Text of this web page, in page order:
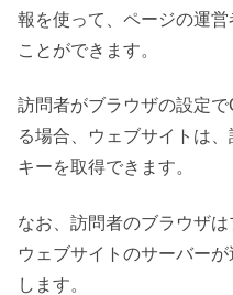
報を使って、ページの運
ことができます。
訪問者がブラウザの設定
る場合、ウェブサイトは
キーを取得できます。
なお、訪問者のブラウザ
ウェブサイトのサーバー
します。